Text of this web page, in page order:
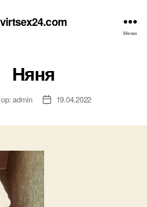
virtsex24.com
Меню
Няня
admin
Дата19.04.2022